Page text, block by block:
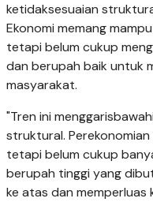
ketidaksesuaian
Ekonomi memang
tetapi belum cukup
dan berupah baik untuk
masyarakat.
"Tren ini
struktural.
tetapi belum cukup
berupah tinggi yang
ke atas dan memperluas